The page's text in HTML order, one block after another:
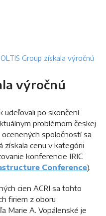
OLTIS Group získala výročnú
výročnú
udeľovali po skončení
problémom českej
ocenených spoločností sa
získala cenu v kategórii
konferencie IRIC
Conference).
cien ACRI sa tohto
firiem z oboru
Marie A. Vopálenské je